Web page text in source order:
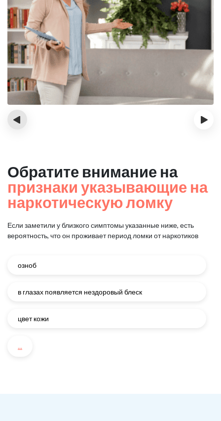
‹ ›
Обратите внимание на
признаки указывающие на
наркотическую ломку
Если заметили у близкого симптомы указанные ниже, есть
вероятность, что он проживает период ломки от наркотиков
озноб
в глазах появляется нездоровый блеск
цвет кожи
...